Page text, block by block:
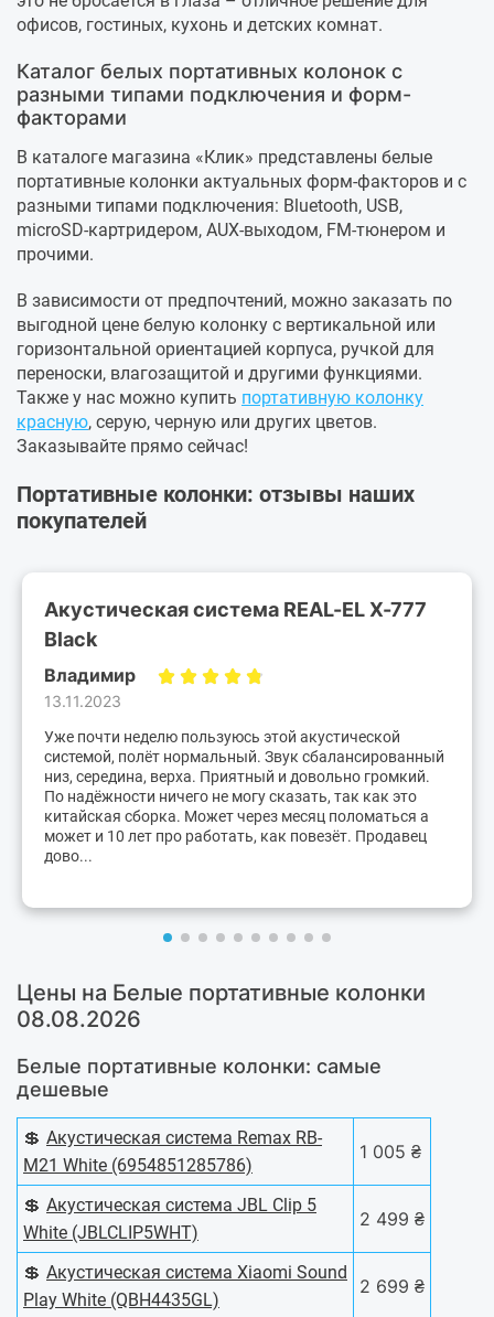
офисов, гостиных, кухонь и детских комнат.
Каталог белых портативных колонок с
разными типами подключения и форм-
факторами
В каталоге магазина «Клик» представлены белые
портативные колонки актуальных форм-факторов и с
разными типами подключения: Bluetooth, USB,
microSD-картридером, AUX-выходом, FM-тюнером и
прочими.
В зависимости от предпочтений, можно заказать по
выгодной цене белую колонку с вертикальной или
горизонтальной ориентацией корпуса, ручкой для
переноски, влагозащитой и другими функциями.
Также у нас можно купить портативную колонку
красную, серую, черную или других цветов.
Заказывайте прямо сейчас!
Портативные колонки: отзывы наших
покупателей
Акустическая система REAL-EL X-777
Black
Владимир
13.11.2023
Уже почти неделю пользуюсь этой акустической
системой, полёт нормальный. Звук сбалансированный
низ, середина, верха. Приятный и довольно громкий.
По надёжности ничего не могу сказать, так как это
китайская сборка. Может через месяц поломаться а
может и 10 лет про работать, как повезёт. Продавец
дово...
Цены на Белые портативные колонки
08.08.2026
Белые портативные колонки: самые
дешевые
💲 Акустическая система Remax RB-
M21 White (6954851285786)
1 005 ₴
💲 Акустическая система JBL Clip 5
White (JBLCLIP5WHT)
2 499 ₴
💲 Акустическая система Xiaomi Sound
Play White (QBH4435GL)
2 699 ₴